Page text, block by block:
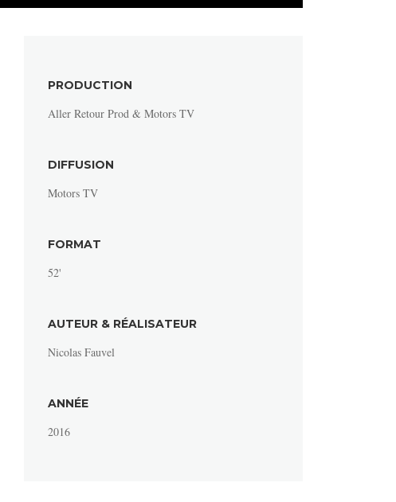
PRODUCTION
Aller Retour Prod & Motors TV
DIFFUSION
Motors TV
FORMAT
52'
AUTEUR & RÉALISATEUR
Nicolas Fauvel
ANNÉE
2016